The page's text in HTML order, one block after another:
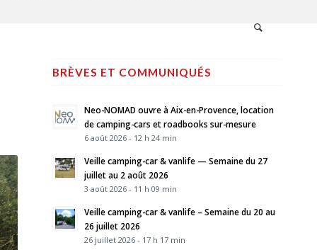
BRÈVES ET COMMUNIQUÉS
Neo-NOMAD ouvre à Aix-en-Provence, location
de camping-cars et roadbooks sur-mesure
6 août 2026 - 12 h 24 min
Veille camping-car & vanlife — Semaine du 27
juillet au 2 août 2026
3 août 2026 - 11 h 09 min
Veille camping-car & vanlife – Semaine du 20 au
26 juillet 2026
26 juillet 2026 - 17 h 17 min